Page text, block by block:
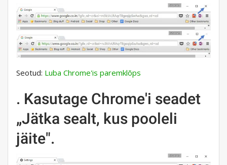
Seotud: Luba Chrome'is paremklõps
. Kasutage Chrome'i seadet
„Jätka sealt, kus pooleli
jäite".